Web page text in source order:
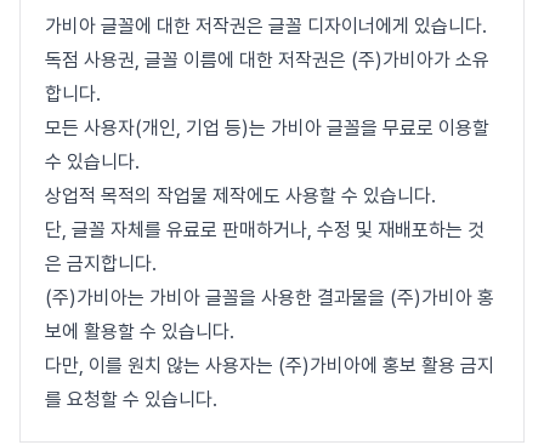
가비아 글꼴에 대한 저작권은 글꼴 디자이너에게 있습니다.
독점 사용권, 글꼴 이름에 대한 저작권은 (주)가비아가 소유
합니다.
모든 사용자(개인, 기업 등)는 가비아 글꼴을 무료로 이용할
수 있습니다.
상업적 목적의 작업물 제작에도 사용할 수 있습니다.
단, 글꼴 자체를 유료로 판매하거나, 수정 및 재배포하는 것
은 금지합니다.
(주)가비아는 가비아 글꼴을 사용한 결과물을 (주)가비아 홍
보에 활용할 수 있습니다.
다만, 이를 원치 않는 사용자는 (주)가비아에 홍보 활용 금지
를 요청할 수 있습니다.